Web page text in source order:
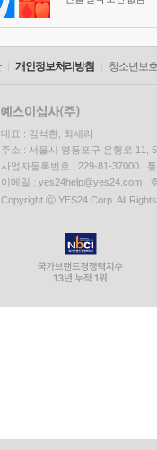
개인정보처리방침 청소년보
대표 : 김석환, 최세라
주소 : 서울시 영등포구 은행로 11,
사업자등록번호 : 229-81-37000
이메일 : yes24help@yes24.com
Copyright ⓒ YES24 Corp. All